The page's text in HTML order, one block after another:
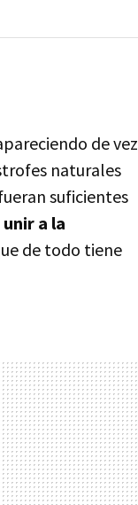
de vez
naturales
suficientes
a la
de todo tiene